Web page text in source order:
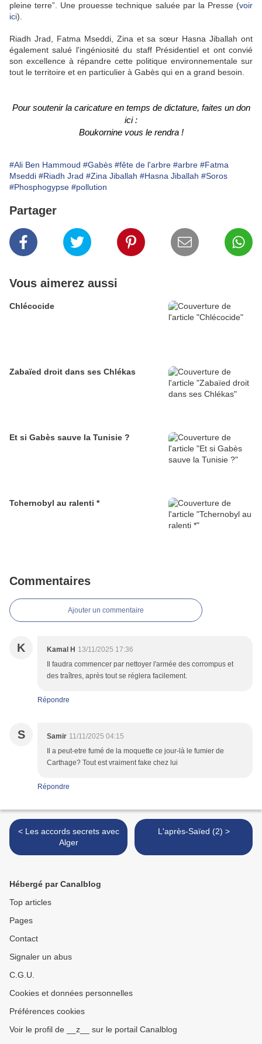
pleine terre”. Une prouesse technique saluée par la Presse (voir
ici).
Riadh Jrad, Fatma Mseddi, Zina et sa sœur Hasna Jiballah ont
également salué l'ingéniosité du staff Présidentiel et ont convié
son excellence à répandre cette politique environnementale sur
tout le territoire et en particulier à Gabès qui en a grand besoin.
Pour soutenir la caricature en temps de dictature, faites un don
ici :
Boukornine vous le rendra !
#Ali Ben Hammoud #Gabès #fête de l'arbre #arbre #Fatma
Mseddi #Riadh Jrad #Zina Jiballah #Hasna Jiballah #Soros
#Phosphogypse #pollution
Partager
Vous aimerez aussi
Chlécocide
Zabaïed droit dans ses Chlékas
Et si Gabès sauve la Tunisie ?
Tchernobyl au ralenti *
Commentaires
Ajouter un commentaire
K Kamal H 13/11/2025 17:36
Il faudra commencer par nettoyer l'armée des corrompus et
des traîtres, après tout se réglera facilement.
Répondre
S Samir 11/11/2025 04:15
Il a peut-etre fumé de la moquette ce jour-là le fumier de
Carthage? Tout est vraiment fake chez lui
Répondre
< Les accords secrets avec
Alger
L'après-Saïed (2) >
Hébergé par Canalblog
Top articles
Pages
Contact
Signaler un abus
C.G.U.
Cookies et données personnelles
Préférences cookies
Voir le profil de __z__ sur le portail Canalblog